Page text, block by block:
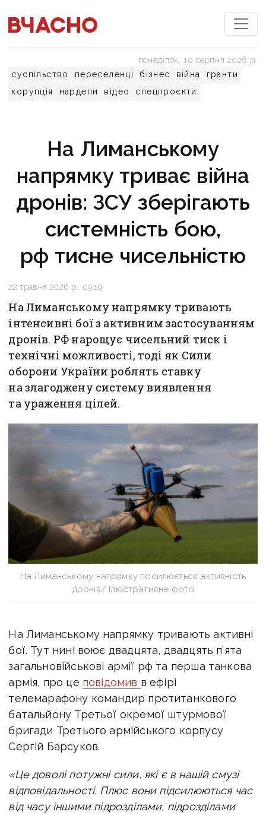
суспільство переселенці бізнес війна
гранти
корупція
нардепи відео спецпроєкти
понеділок, 10 серпня 2026 р.
На Лиманському
напрямку триває війна
дронів: ЗСУ зберігають
системність бою,
рф тисне чисельністю
22 травня 2026 р., 09:19
На Лиманському напрямку тривають
інтенсивні бої з активним застосуванням
дронів. РФ нарощує чисельний тиск і
технічні можливості, тоді як Сили
оборони України роблять ставку
на злагоджену систему виявлення
та ураження цілей.
На Лиманському напрямку посилюється активність
дронів/ Ілюстративне фото
На Лиманському напрямку тривають активні
бої. Тут нині воює двадцята, двадцять п’ята
загальновійськові армії рф та перша танкова
армія, про це повідомив в ефірі
телемарафону командир протитанкового
батальйону Третьої окремої штурмової
бригади Третього армійського корпусу
Сергій Барсуков.
«Це доволі потужні сили, які є в нашій смузі
відповідальності. Плюс вони підсилюються час
від часу іншими підрозділами, підрозділами